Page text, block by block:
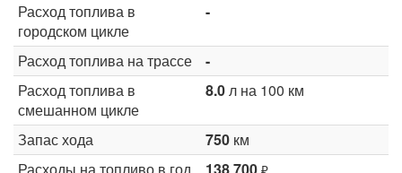
Расход топлива в
городском цикле
-
Расход топлива на трассе
-
Расход топлива в
смешанном цикле
8.0л на 100 км
Запас хода 750 км
₽